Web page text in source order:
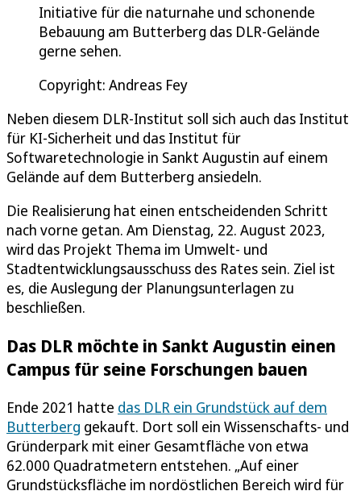
Initiative für die naturnahe und schonende
Bebauung am Butterberg das DLR-Gelände
gerne sehen.
Copyright: Andreas Fey
Neben diesem DLR-Institut soll sich auch das Institut
für KI-Sicherheit und das Institut für
Softwaretechnologie in Sankt Augustin auf einem
Gelände auf dem Butterberg ansiedeln.
Die Realisierung hat einen entscheidenden Schritt
nach vorne getan. Am Dienstag, 22. August 2023,
wird das Projekt Thema im Umwelt- und
Stadtentwicklungsausschuss des Rates sein. Ziel ist
es, die Auslegung der Planungsunterlagen zu
beschließen.
Das DLR möchte in Sankt Augustin einen
Campus für seine Forschungen bauen
Ende 2021 hatte das DLR ein Grundstück auf dem
Butterberg gekauft. Dort soll ein Wissenschafts- und
Gründerpark mit einer Gesamtfläche von etwa
62.000 Quadratmetern entstehen. „Auf einer
Grundstücksfläche im nordöstlichen Bereich wird für